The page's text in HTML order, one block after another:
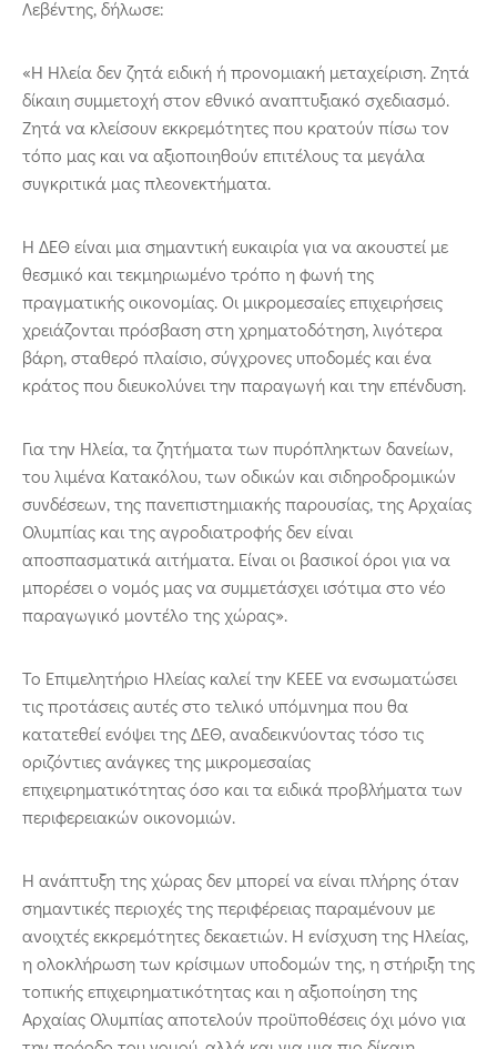
Λεβέντης, δήλωσε:
«Η Ηλεία δεν ζητά ειδική ή προνομιακή μεταχείριση. Ζητά
δίκαιη συμμετοχή στον εθνικό αναπτυξιακό σχεδιασμό.
Ζητά να κλείσουν εκκρεμότητες που κρατούν πίσω τον
τόπο μας και να αξιοποιηθούν επιτέλους τα μεγάλα
συγκριτικά μας πλεονεκτήματα.
Η ΔΕΘ είναι μια σημαντική ευκαιρία για να ακουστεί με
θεσμικό και τεκμηριωμένο τρόπο η φωνή της
πραγματικής οικονομίας. Οι μικρομεσαίες επιχειρήσεις
χρειάζονται πρόσβαση στη χρηματοδότηση, λιγότερα
βάρη, σταθερό πλαίσιο, σύγχρονες υποδομές και ένα
κράτος που διευκολύνει την παραγωγή και την επένδυση.
Για την Ηλεία, τα ζητήματα των πυρόπληκτων δανείων,
του λιμένα Κατακόλου, των οδικών και σιδηροδρομικών
συνδέσεων, της πανεπιστημιακής παρουσίας, της Αρχαίας
Ολυμπίας και της αγροδιατροφής δεν είναι
αποσπασματικά αιτήματα. Είναι οι βασικοί όροι για να
μπορέσει ο νομός μας να συμμετάσχει ισότιμα στο νέο
παραγωγικό μοντέλο της χώρας».
Το Επιμελητήριο Ηλείας καλεί την ΚΕΕΕ να ενσωματώσει
τις προτάσεις αυτές στο τελικό υπόμνημα που θα
κατατεθεί ενόψει της ΔΕΘ, αναδεικνύοντας τόσο τις
οριζόντιες ανάγκες της μικρομεσαίας
επιχειρηματικότητας όσο και τα ειδικά προβλήματα των
περιφερειακών οικονομιών.
Η ανάπτυξη της χώρας δεν μπορεί να είναι πλήρης όταν
σημαντικές περιοχές της περιφέρειας παραμένουν με
ανοιχτές εκκρεμότητες δεκαετιών. Η ενίσχυση της Ηλείας,
η ολοκλήρωση των κρίσιμων υποδομών της, η στήριξη της
τοπικής επιχειρηματικότητας και η αξιοποίηση της
Αρχαίας Ολυμπίας αποτελούν προϋποθέσεις όχι μόνο για